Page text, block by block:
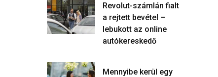
Revolut-számlán fialt
a rejtett bevétel –
lebukott az online
autókereskedő
Mennyibe kerül egy